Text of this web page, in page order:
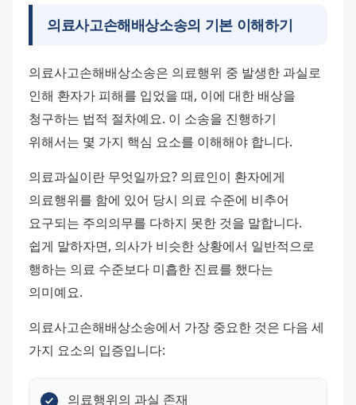
의료사고손해배상소송의 기본 이해하기
의료사고손해배상소송은 의료행위 중 발생한 과실로
인해 환자가 피해를 입었을 때, 이에 대한 배상을
청구하는 법적 절차예요. 이 소송을 진행하기
위해서는 몇 가지 핵심 요소를 이해해야 합니다.
의료과실이란 무엇일까요? 의료인이 환자에게
의료행위를 함에 있어 당시 의료 수준에 비추어
요구되는 주의의무를 다하지 못한 것을 말합니다.
쉽게 말하자면, 의사가 비슷한 상황에서 일반적으로
행하는 의료 수준보다 미흡한 진료를 했다는
의미예요.
의료사고손해배상소송에서 가장 중요한 것은 다음 세
가지 요소의 입증입니다:
의료행위의 과실 존재